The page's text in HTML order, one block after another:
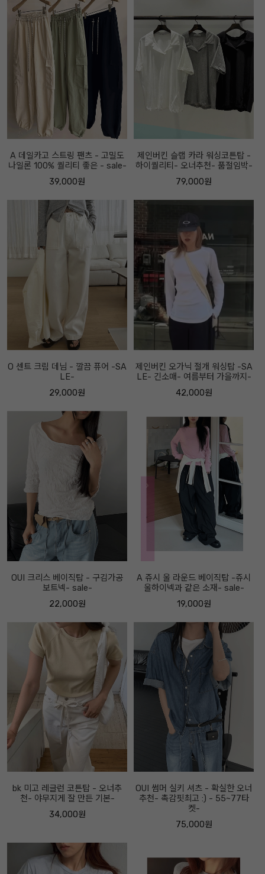
A 데일카고 스트링 팬츠 - 고밀도
나일론 100% 퀄리티 좋은 - sale-
39,000원
제인버킨 슬랩 카라 워싱코튼탑 -
하이퀄리티- 오너추천- 품절임박-
79,000원
O 센트 크림 데님 - 깔끔 퓨어 -SA
LE-
29,000원
제인버킨 오가닉 절개 워싱탑 -SA
LE- 긴소매- 여름부터 가을까지-
42,000원
OUI 크리스 베이직탑 - 구김가공
보트넥- sale-
22,000원
A 쥬시 울 라운드 베이직탑 -쥬시
울하이넥과 같은 소재- sale-
19,000원
bk 미고 레글런 코튼탑 - 오너추
천- 야무지게 잘 만든 기본-
34,000원
OUI 썸머 실키 셔츠 - 확실한 오너
추천- 촉감핏최고 :) - 55~77타
켓-
75,000원